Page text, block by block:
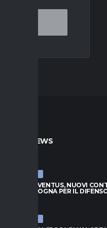
ULTIME NEWS
ULTIME NEWS
LUCUMÍ-JUVENTUS, NUOVI
CON IL BOLOGNA PER IL
ULTIME NEWS